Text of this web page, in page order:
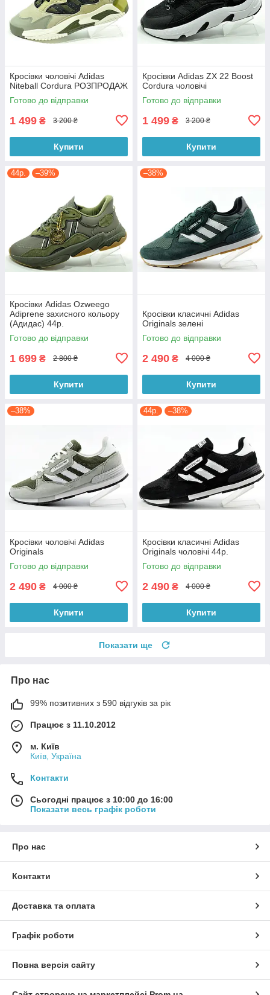
Кросівки чоловічі Adidas
Niteball Cordura РОЗПРОДАЖ
Готово до відправки
1 499 ₴ 3 200 ₴
Купити
Кросівки Adidas ZX 22 Boost
Cordura чоловічі
Готово до відправки
1 499 ₴ 3 200 ₴
Купити
44р. –39%
Кросівки Adidas Ozweego
Adiprene захисного кольору
(Адидас) 44р.
Готово до відправки
1 699 ₴ 2 800 ₴
Купити
–38%
Кросівки класичні Adidas
Originals зелені
Готово до відправки
2 490 ₴ 4 000 ₴
Купити
–38%
Кросівки чоловічі Adidas
Originals
Готово до відправки
2 490 ₴ 4 000 ₴
Купити
44р. –38%
Кросівки класичні Adidas
Originals чоловічі 44р.
Готово до відправки
2 490 ₴ 4 000 ₴
Купити
Показати ще
Про нас
99% позитивних з 590 відгуків за рік
Працює з 11.10.2012
м. Київ
Київ, Україна
Контакти
Сьогодні працює з 10:00 до 16:00
Показати весь графік роботи
Про нас
Контакти
Доставка та оплата
Графік роботи
Повна версія сайту